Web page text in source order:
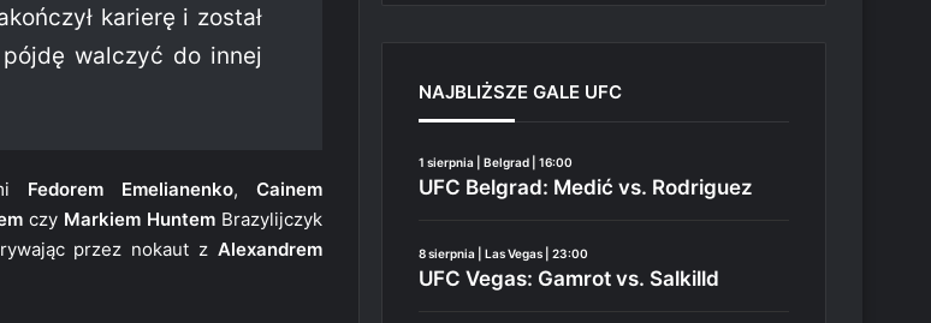
karierę i został
walczyć do innej
Fedorem Emelianenko, Cainem
czy Markiem Huntem Brazylijczyk
przez nokaut z Alexandrem
NAJBLIŻSZE GALE UFC
1 sierpnia | Belgrad | 16:00
UFC Belgrad: Medić vs. Rodriguez
8 sierpnia | Las Vegas | 23:00
UFC Vegas: Gamrot vs. Salkilld